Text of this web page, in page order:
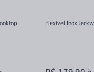
Flexível Inox